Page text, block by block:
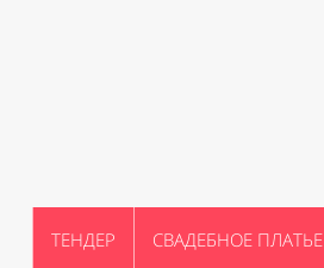
ТЕНДЕР СВАДЕБНОЕ ПЛАТЬЕ